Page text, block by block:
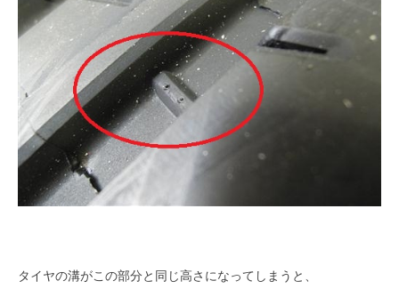
タイヤの溝がこの部分と同じ高さになってしまうと、